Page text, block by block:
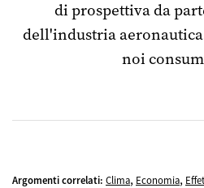
di prospettiva da
dell'industria
noi
Argomenti correlati: Clima, Economia,